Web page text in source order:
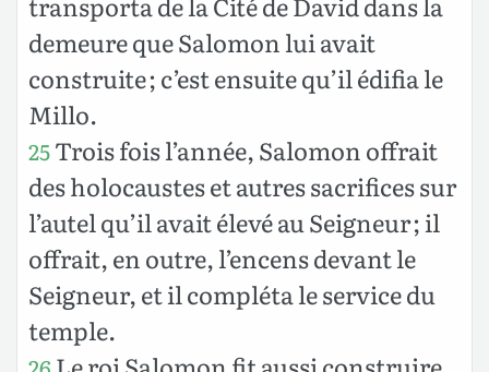
demeure que Salomon lui avait
construite ; c’est ensuite qu’il édifia le
Millo.
25Trois fois l’année, Salomon offrait
des holocaustes et autres sacrifices sur
l’autel qu’il avait élevé au Seigneur ; il
offrait, en outre, l’encens devant le
Seigneur, et il compléta le service du
temple.